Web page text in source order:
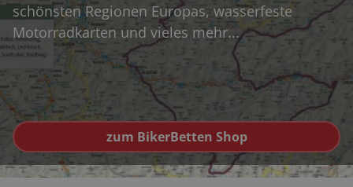
schönsten Regionen Europas, wasserfeste
Motorradkarten und vieles mehr...
zum BikerBetten Shop